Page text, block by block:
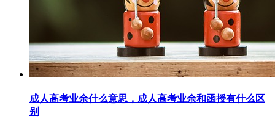
成人高考业余什么意思，成人高考业余和函授有什么区
别